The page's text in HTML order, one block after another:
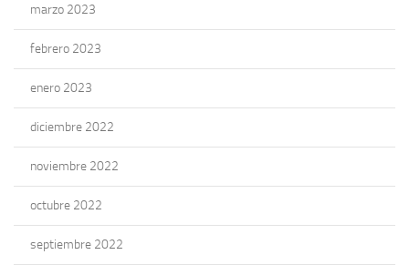
marzo 2023
febrero 2023
enero 2023
diciembre 2022
noviembre 2022
octubre 2022
septiembre 2022